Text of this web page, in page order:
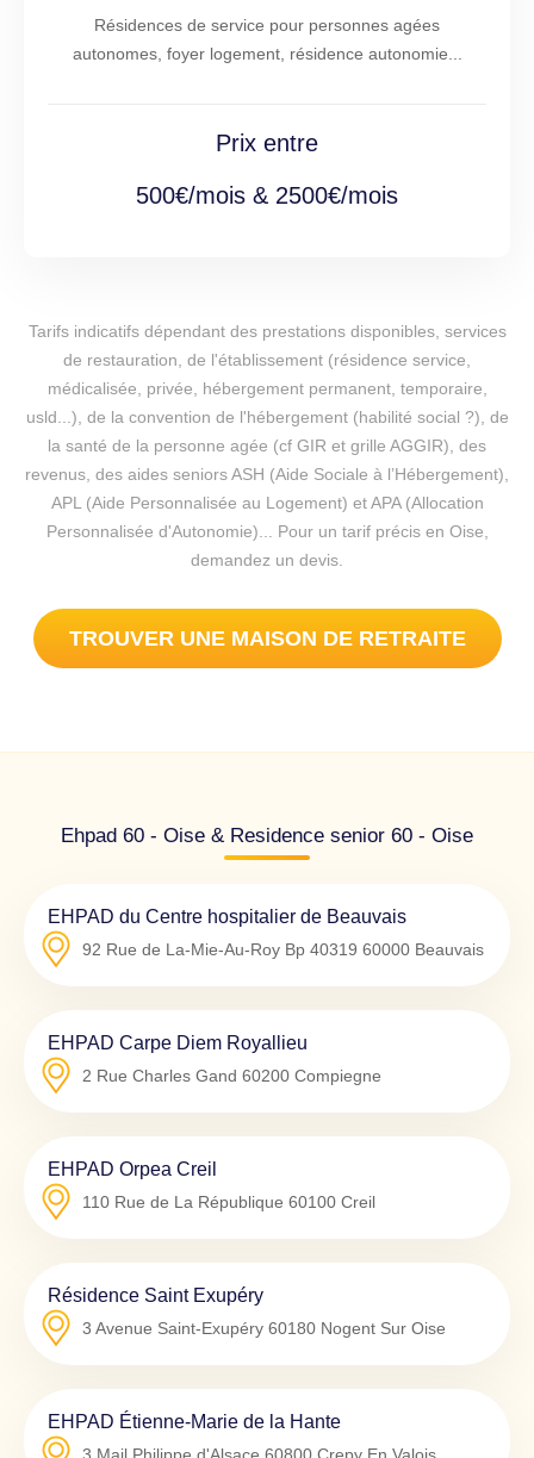
Résidences de service pour personnes agées
autonomes, foyer logement, résidence autonomie...
Prix entre
500€/mois & 2500€/mois
Tarifs indicatifs dépendant des prestations disponibles, services
de restauration, de l'établissement (résidence service,
médicalisée, privée, hébergement permanent, temporaire,
usld...), de la convention de l'hébergement (habilité social ?), de
la santé de la personne agée (cf GIR et grille AGGIR), des
revenus, des aides seniors ASH (Aide Sociale à l’Hébergement),
APL (Aide Personnalisée au Logement) et APA (Allocation
Personnalisée d'Autonomie)... Pour un tarif précis en Oise,
demandez un devis.
TROUVER UNE MAISON DE RETRAITE
Ehpad 60 - Oise & Residence senior 60 - Oise
EHPAD du Centre hospitalier de Beauvais
92 Rue de La-Mie-Au-Roy Bp 40319 60000 Beauvais
EHPAD Carpe Diem Royallieu
2 Rue Charles Gand 60200 Compiegne
EHPAD Orpea Creil
110 Rue de La République 60100 Creil
Résidence Saint Exupéry
3 Avenue Saint-Exupéry 60180 Nogent Sur Oise
EHPAD Étienne-Marie de la Hante